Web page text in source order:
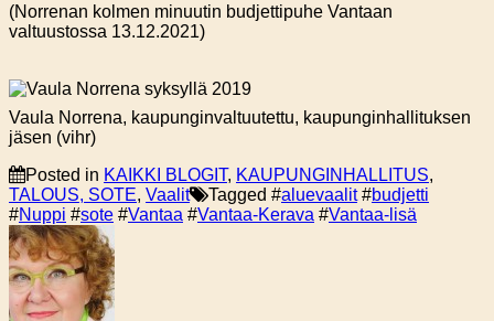
(Norrenan kolmen minuutin budjettipuhe Vantaan
valtuustossa 13.12.2021)
Vaula Norrena, kaupunginvaltuutettu, kaupunginhallituksen
jäsen (vihr)
Posted in KAIKKI BLOGIT, KAUPUNGINHALLITUS,
TALOUS, SOTE, Vaalit Tagged #aluevaalit#budjetti
#Nuppi #sote #Vantaa #Vantaa-Kerava #Vantaa-lisä